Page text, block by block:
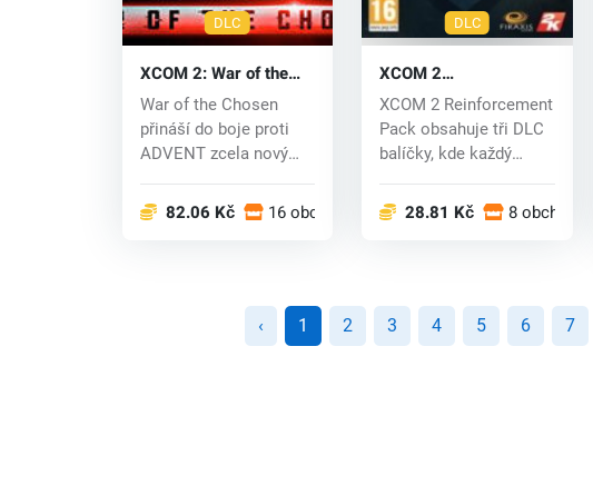
DLC
XCOM 2: War of the
Chosen DLC (PC) CD
key
War of the Chosen
přináší do boje proti
ADVENT zcela nový
82.06 Kč 16 obchodech
DLC
XCOM 2
Reinforcement Pack
(PC) CD key
XCOM 2 Reinforcement
Pack obsahuje tři DLC
balíčky, kde každý
28.81 Kč 8 obchodech
‹ 1 2 3 4 5 6 7